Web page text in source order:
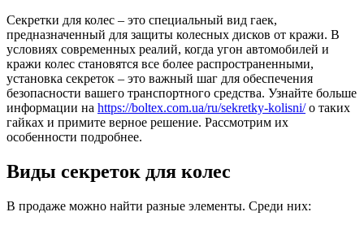
Секретки для колес – это специальный вид гаек,
предназначенный для защиты колесных дисков от кражи. В
условиях современных реалий, когда угон автомобилей и
кражи колес становятся все более распространенными,
установка секреток – это важный шаг для обеспечения
безопасности вашего транспортного средства. Узнайте больше
информации на https://boltex.com.ua/ru/sekretky-kolisni/о таких
гайках и примите верное решение. Рассмотрим их
особенности подробнее.
Виды секреток для колес
В продаже можно найти разные элементы. Среди них: